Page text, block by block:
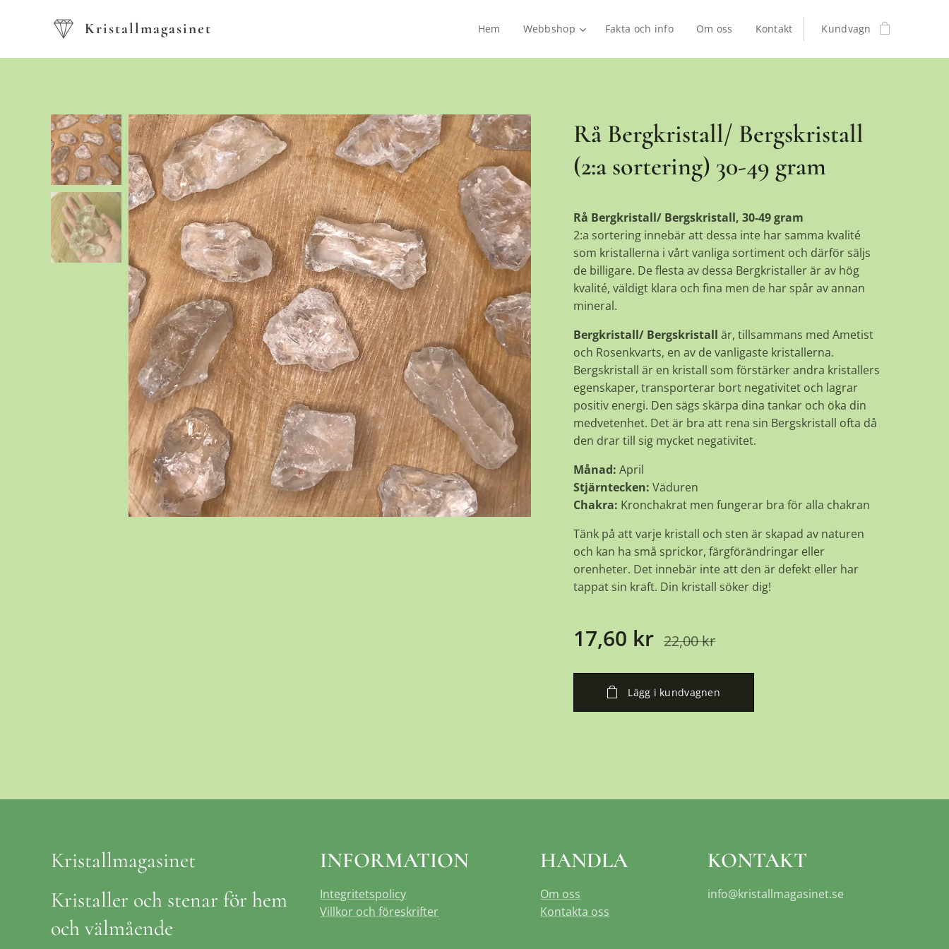
Kristallmagasinet Hem Webbshop Fakta och info Om oss Kontakt Kundvagn
Rå Bergkristall/ Bergskristall
(2:a sortering) 30-49 gram
Rå Bergkristall/ Bergskristall, 30-49 gram
2:a sortering innebär att dessa inte har samma kvalité
som kristallerna i vårt vanliga sortiment och därför säljs
de billigare. De flesta av dessa Bergkristaller är av hög
kvalité, väldigt klara och fina men de har spår av annan
mineral.
Bergkristall/ Bergskristall är, tillsammans med Ametist
och Rosenkvarts, en av de vanligaste kristallerna.
Bergskristall är en kristall som förstärker andra kristallers
egenskaper, transporterar bort negativitet och lagrar
positiv energi. Den sägs skärpa dina tankar och öka din
medvetenhet. Det är bra att rena sin Bergskristall ofta då
den drar till sig mycket negativitet.
Månad: April
Stjärntecken: Väduren
Chakra: Kronchakrat men fungerar bra för alla chakran
Tänk på att varje kristall och sten är skapad av naturen
och kan ha små sprickor, färgförändringar eller
orenheter. Det innebär inte att den är defekt eller har
tappat sin kraft. Din kristall söker dig!
17,60 kr 22,00kr
Lägg i kundvagnen
Kristallmagasinet
Kristaller och stenar för hem
och välmående
INFORMATION
Integritetspolicy
Villkor och föreskrifter
HANDLA
Om oss
Kontakta oss
KONTAKT
info@kristallmagasinet.se